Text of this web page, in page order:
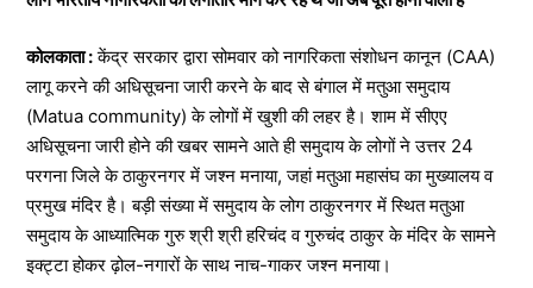
कोलकाता :केंद्र सरकार द्वारा सोमवार को नागरिकता संशोधन कानून (CAA)
लागू करने की अधिसूचना जारी करने के बाद से बंगाल में मतुआ समुदाय
(Matua community) के लोगों में खुशी की लहर है। शाम में सीएए
अधिसूचना जारी होने की खबर सामने आते ही समुदाय के लोगों ने उत्तर 24
परगना जिले के ठाकुरनगर में जश्न मनाया, जहां मतुआ महासंघ का मुख्यालय व
प्रमुख मंदिर है। बड़ी संख्या में समुदाय के लोग ठाकुरनगर में स्थित मतुआ
समुदाय के आध्यात्मिक गुरु श्री श्री हरिचंद व गुरुचंद ठाकुर के मंदिर के सामने
इक्ट्टा होकर ढ़ोल-नगारों के साथ नाच-गाकर जश्न मनाया।